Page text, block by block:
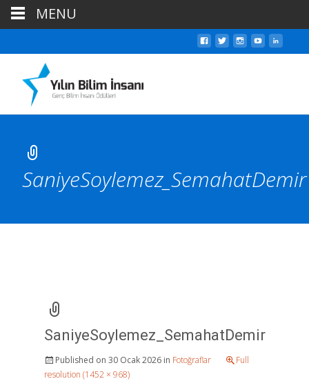
SaniyeSoylemez_SemahatDemir
SaniyeSoylemez_SemahatDemir
Published on 30 Ocak 2026 in Fotoğraflar
Full
resolution (1452 × 968)
MENU